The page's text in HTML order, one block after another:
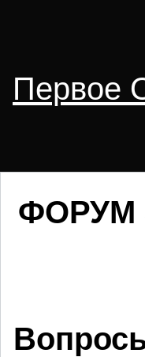
Первое
ФОРУМ